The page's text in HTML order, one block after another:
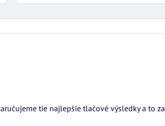
tie najlepšie tlačové výsledky a to za